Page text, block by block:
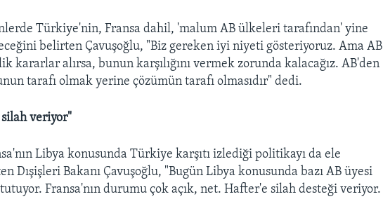
Türkiye'nin, Fransa dahil, 'malum AB ülkeleri tarafından' yine
belirten Çavuşoğlu, "Biz gereken iyi niyeti gösteriyoruz. Ama AB
kararlar alırsa, bunun karşılığını vermek zorunda kalacağız. AB'den
tarafı olmak yerine çözümün tarafı olmasıdır" dedi.
veriyor"
Libya konusunda Türkiye karşıtı izlediği politikayı da ele
Dışişleri Bakanı Çavuşoğlu, "Bugün Libya konusunda bazı AB üyesi
Fransa'nın durumu çok açık, net. Hafter'e silah desteği veriyor.